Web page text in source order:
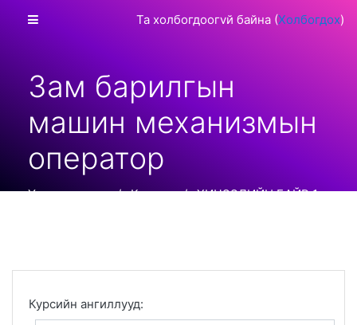
Хажуугийн дэлгэцийн хэсэгТа холбогдоогvй байна (Холбогдох)
Зам барилгын
машин механизмын
оператор
Үндсэн хуудас Курсууд
ХИЧЭЭЛИЙН БАЙР 1
Курсийн ангиллууд: